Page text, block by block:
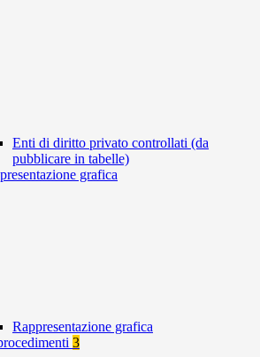
Enti di diritto privato controllati (da
pubblicare in tabelle)
grafica
Rappresentazione grafica
3